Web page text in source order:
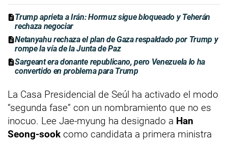
Trump aprieta a Irán: Hormuz sigue bloqueado y Teherán
rechaza negociar
Netanyahu rechaza el plan de Gaza respaldado por Trump y
rompe la vía de la Junta de Paz
Sargeant era donante republicano, pero Venezuela lo ha
convertido en problema para Trump
La Casa Presidencial de Seúl ha activado el modo
“segunda fase” con un nombramiento que no es
inocuo. Lee Jae-myung ha designado a Han
Seong-sook como candidata a primera ministra